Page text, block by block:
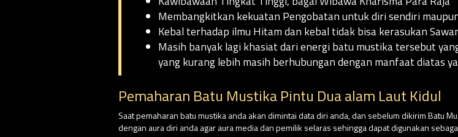
Membangkitkan kekuatan Pengobatan untuk diri sendiri
Kebal terhadap ilmu Hitam dan kebal tidak bisa kerasukan
Masih banyak lagi khasiat dari energi batu mustika tersebut
yang kurang lebih masih berhubungan dengan manfaat diatas
Pemaharan Batu Mustika Pintu Dua alam Laut Kidul
Saat pemaharan batu mustika anda akan dimintai data diri anda, dan sebelum dikirim Batu
dengan aura diri anda agar aura media dan pemilik selaras sehingga dapat digunakan